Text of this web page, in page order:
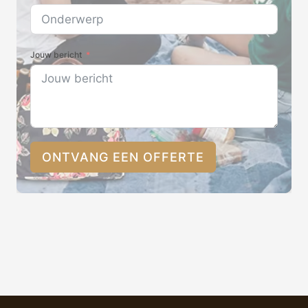
Jouw bericht
ONTVANG EEN OFFERTE